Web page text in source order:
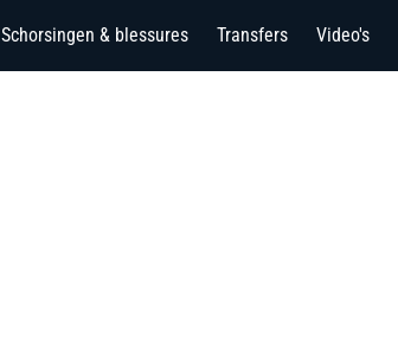
Schorsingen & blessures Transfers Video's